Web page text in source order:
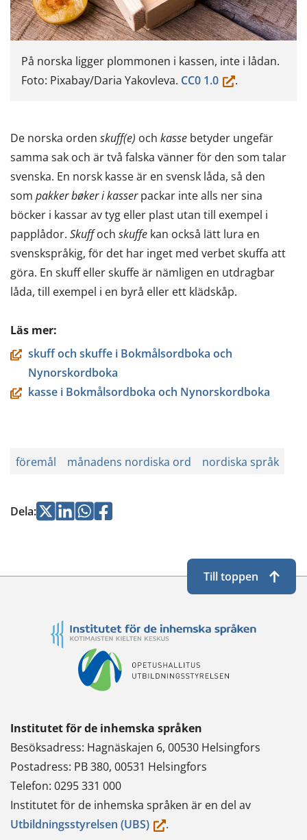
På norska ligger plommonen i kassen, inte i lådan.
Foto: Pixabay/Daria Yakovleva. CC0 1.0(du
en
annan
tjänst)
.
De norska orden skuff(e) och kasse betyder ungefär
samma sak och är två falska vänner för den som talar
svenska. En norsk kasse är en svensk låda, så den
som pakker bøker i kasserpackar inte alls ner sina
böcker i kassar av tyg eller plast utan till exempel i
papplådor. Skuffoch skuffe kan också lätt lura en
svenskspråkig, för det har inget med verbet skuffa att
göra. En skuff eller skuffe är nämligen en utdragbar
låda, till exempel i en byrå eller ett klädskåp.
Läs mer:
skuff och skuffe i Bokmålsordboka och
Nynorskordboka
kasse i Bokmålsordboka och Nynorskordboka
föremål månadens nordiska ord nordiska språk
Dela:Jaa Jaa Jaa
Jaa
Institutet för de inhemska språken
Besöksadress: Hagnäskajen 6, 00530 Helsingfors
Postadress: PB 380, 00531 Helsingfors
Telefon: 0295 331 000
Institutet för de inhemska språken är en del av
Utbildningsstyrelsen (UBS)(du.
Till toppen